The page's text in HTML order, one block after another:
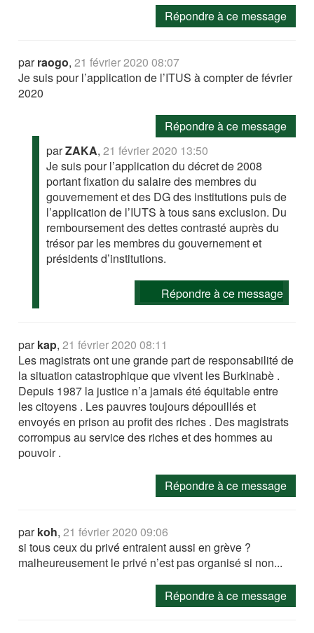
Répondre à ce message
parraogo,21 février 2020 08:07
Je suis pour l’application de l’ITUS à compter de février
2020
Répondre à ce message
parZAKA,21 février 2020 13:50
Je suis pour l’application du décret de 2008
portant fixation du salaire des membres du
gouvernement et des DG des institutions puis de
l’application de l’IUTS à tous sans exclusion. Du
remboursement des dettes contrasté auprès du
trésor par les membres du gouvernement et
présidents d’institutions.
Répondre à ce message
parkap,21 février 2020 08:11
Les magistrats ont une grande part de responsabilité de
la situation catastrophique que vivent les Burkinabè .
Depuis 1987 la justice n’a jamais été équitable entre
les citoyens . Les pauvres toujours dépouillés et
envoyés en prison au profit des riches . Des magistrats
corrompus au service des riches et des hommes au
pouvoir .
Répondre à ce message
parkoh,21 février 2020 09:06
si tous ceux du privé entraient aussi en grève ?
malheureusement le privé n’est pas organisé si non...
Répondre à ce message